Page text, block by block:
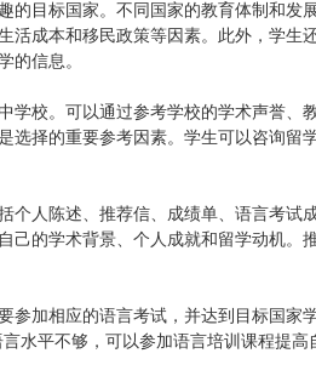
的目标国家。不同国家的教育体制和发
活成本和移民政策等因素。此外，学生
的信息。
学校。可以通过参考学校的学术声誉、
选择的重要参考因素。学生可以咨询留
个人陈述、推荐信、成绩单、语言考试
己的学术背景、个人成就和留学动机。
参加相应的语言考试，并达到目标国家
水平不够，可以参加语言培训课程提高